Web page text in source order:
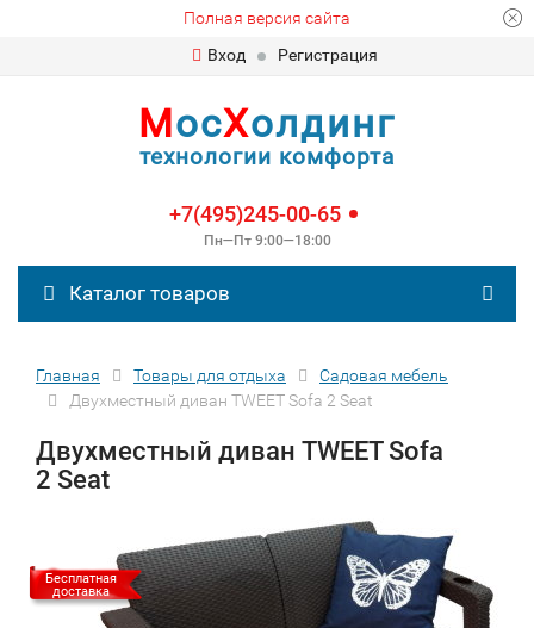
Полная версия сайта
Вход
Регистрация
МосХолдинг
технологии комфорта
+7(495)245-00-65
Пн—Пт 9:00—18:00
Каталог товаров
Главная Товары для отдыха
Садовая мебель
Двухместный диван TWEET Sofa 2 Seat
Двухместный диван TWEET Sofa
2 Seat
Бесплатная
доставка